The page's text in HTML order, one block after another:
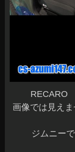
RECARO
画像では見え
ジムニー